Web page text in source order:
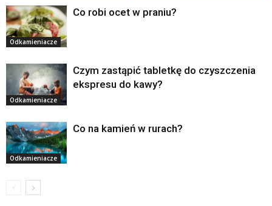
Odkamieniacze
Co robi ocet w praniu?
Odkamieniacze
Czym zastąpić tabletkę do czyszczenia
ekspresu do kawy?
Odkamieniacze
Co na kamień w rurach?